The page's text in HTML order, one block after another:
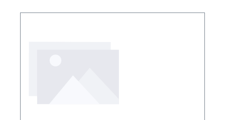
temperature da -200 a